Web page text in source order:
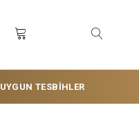
UYGUN TESBİHLER